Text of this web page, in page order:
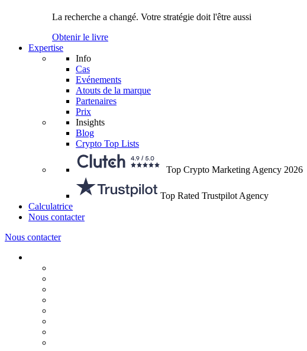
La recherche a changé. Votre stratégie doit l'être aussi
Obtenir le livre
Expertise
Info
Cas
Evénements
Atouts de la marque
Partenaires
Prix
Insights
Blog
Crypto Top Lists
Top Crypto Marketing Agency 2026
Top Rated Trustpilot Agency
Calculatrice
Nous contacter
Nous contacter